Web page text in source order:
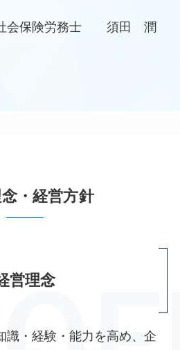
会保険労務士 須田 潤
・経営方針
営理念
識・経験・能力を高め、企